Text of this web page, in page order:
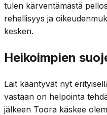
tulen kärventämästä
rehellisyys ja
kesken.
Heikoimpien
Lait kääntyvät nyt
vastaan on helpointa
jälkeen Toora käskee